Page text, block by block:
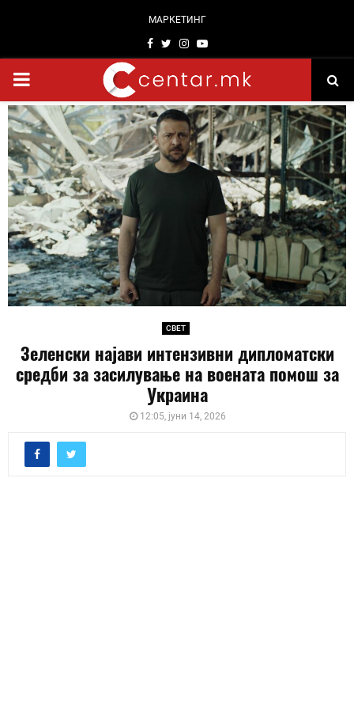
МАРКЕТИНГ
Facebook
TwitterInstagram
Youtube
PRIMARY
MENU
СВЕТ
Зеленски најави интензивни дипломатски
средби за засилување на воената помош за
Украина
12:05, јуни 14, 2026